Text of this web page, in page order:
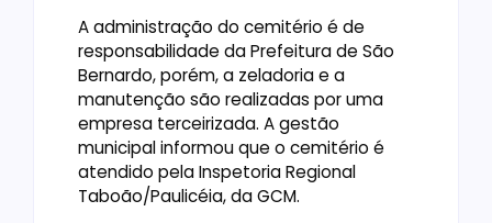
A administração do cemitério é de
responsabilidade da Prefeitura de São
Bernardo, porém, a zeladoria e a
manutenção são realizadas por uma
empresa terceirizada. A gestão
municipal informou que o cemitério é
atendido pela Inspetoria Regional
Taboão/Paulicéia, da GCM.